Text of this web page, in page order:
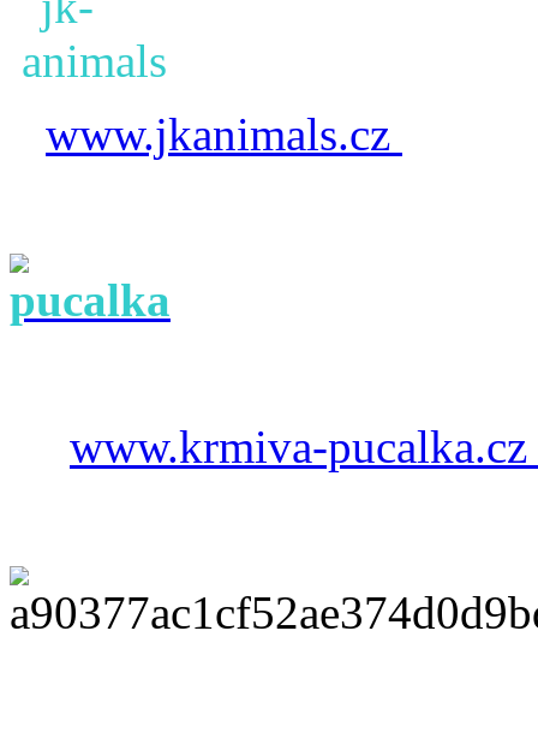
www.jkanimals.cz
www.krmiva-pucalka.cz